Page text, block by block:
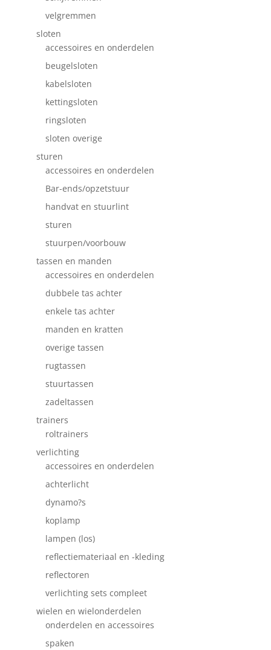
velgremmen
sloten
accessoires en onderdelen
beugelsloten
kabelsloten
kettingsloten
ringsloten
sloten overige
sturen
accessoires en onderdelen
Bar-ends/opzetstuur
handvat en stuurlint
sturen
stuurpen/voorbouw
tassen en manden
accessoires en onderdelen
dubbele tas achter
enkele tas achter
manden en kratten
overige tassen
rugtassen
stuurtassen
zadeltassen
trainers
roltrainers
verlichting
accessoires en onderdelen
achterlicht
dynamo?s
koplamp
lampen (los)
reflectiemateriaal en -kleding
reflectoren
verlichting sets compleet
wielen en wielonderdelen
onderdelen en accessoires
spaken